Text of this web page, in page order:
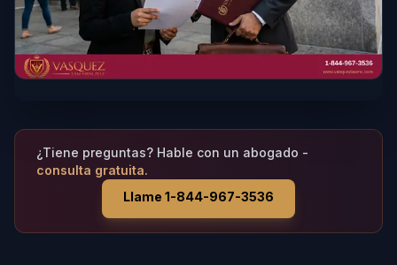
¿Tiene preguntas? Hable con un abogado -
consulta gratuita.
Llame 1-844-967-3536